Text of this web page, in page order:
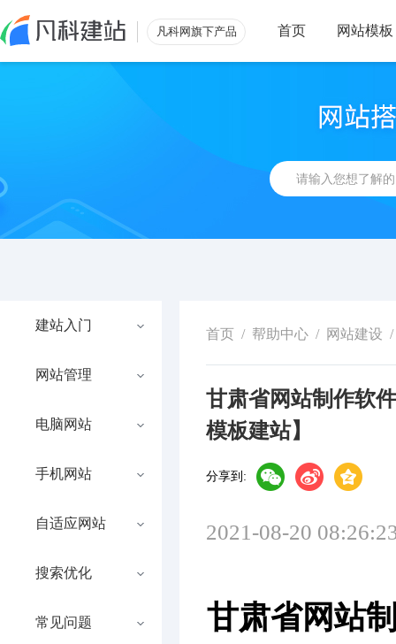
凡科网旗下产品 首页 网站模板
建站入门
网站管理
电脑网站
手机网站
自适应网站
搜索优化
常见问题
首页 / 帮助中心 / 网站建设 /
甘肃省网站制作软
模板建站】
分享到:
2021-08-20
甘肃省网站